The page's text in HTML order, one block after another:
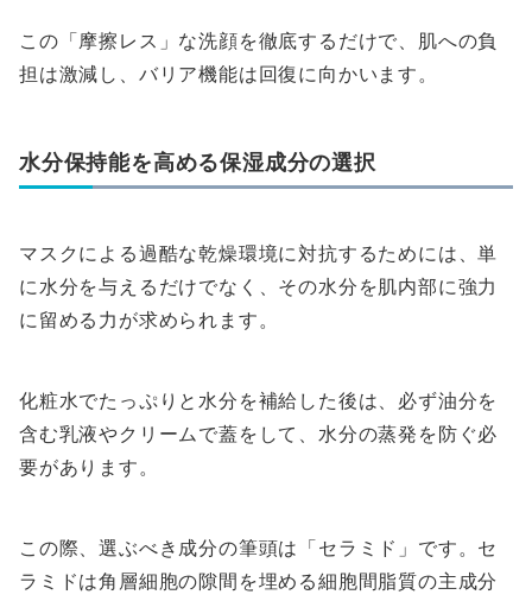
この「摩擦レス」な洗顔を徹底するだけで、肌への負
担は激減し、バリア機能は回復に向かいます。
水分保持能を高める保湿成分の選択
マスクによる過酷な乾燥環境に対抗するためには、単
に水分を与えるだけでなく、その水分を肌内部に強力
に留める力が求められます。
化粧水でたっぷりと水分を補給した後は、必ず油分を
含む乳液やクリームで蓋をして、水分の蒸発を防ぐ必
要があります。
この際、選ぶべき成分の筆頭は「セラミド」です。セ
ラミドは角層細胞の隙間を埋める細胞間脂質の主成分